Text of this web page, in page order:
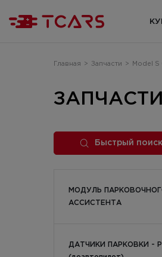
Главная > Запчасти > Model S
ЗАПЧАСТИ
Быстрый
МОДУЛЬ
АССИСТЕНТА
ДАТЧИКИ ПАРКОВКИ -